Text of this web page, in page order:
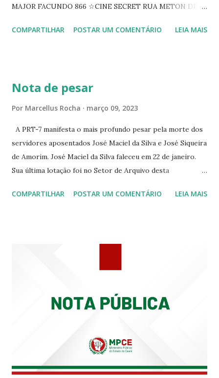
MAJOR FACUNDO 866 ☆CINE SECRET RUA METON DE
PEIXOTO 1307 ☆CINE IRIS RUA FLORIANO PEIXOTO 1206
☆CINE VIP CLUBE RUA 24 DE MAIO 825 ☆CINE ECLIPSE
COMPARTILHAR POSTAR UM COMENTÁRIO LEIA MAIS
Nota de pesar
Por Marcellus Rocha março 09, 2023
A PRT-7 manifesta o mais profundo pesar pela morte dos
servidores aposentados José Maciel da Silva e José Siqueira
de Amorim. José Maciel da Silva faleceu em 22 de janeiro.
Sua última lotação foi no Setor de Arquivo desta
Siqueira Amorim faleceu em 28 de fevereiro e encerrou a
COMPARTILHAR POSTAR UM COMENTÁRIO LEIA MAIS